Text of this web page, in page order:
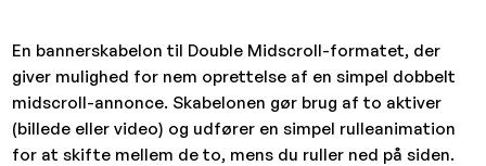
En bannerskabelon til Double Midscroll-formatet, der
giver mulighed for nem oprettelse af en simpel dobbelt
midscroll-annonce. Skabelonen gør brug af to aktiver
(billede eller video) og udfører en simpel rulleanimation
for at skifte mellem de to, mens du ruller ned på siden.